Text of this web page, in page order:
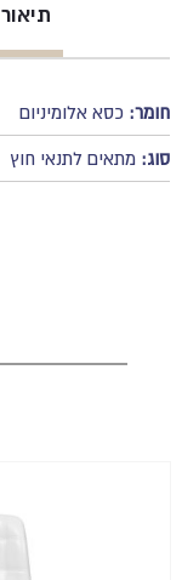
תיאור
חומר: כסא אלומיניום
סוג: מתאים לתנאי חוץ